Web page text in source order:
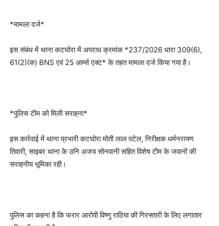
*मामला दर्ज*
इस संबंध में थाना कटघोरा में अपराध क्रमांक *237/2026 धारा 309(6),
61(2)(क) BNS एवं 25 आर्म्स एक्ट* के तहत मामला दर्ज किया गया है।
*पुलिस टीम को मिली सराहना*
इस कार्रवाई में थाना प्रभारी कटघोरा मोती लाल पटेल, निरीक्षक धर्मनरायण
तिवारी, साइबर थाना के उनि अजय सोनवानी सहित विशेष टीम के जवानों की
सराहनीय भूमिका रही।
पुलिस का कहना है कि फरार आरोपी विष्णु राठिया की गिरफ्तारी के लिए लगातार